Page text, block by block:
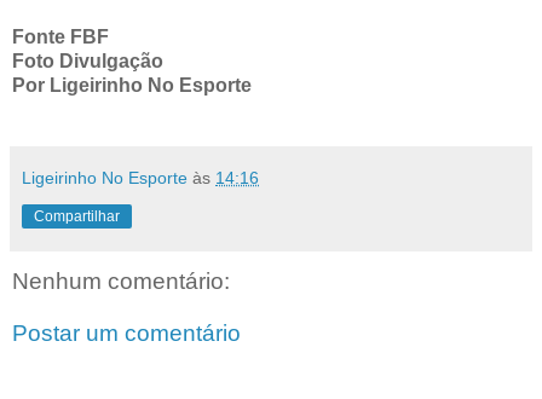
Fonte FBF
Foto Divulgação
Por Ligeirinho No Esporte
Ligeirinho No Esporte às 14:16
Compartilhar
Nenhum comentário:
Postar um comentário